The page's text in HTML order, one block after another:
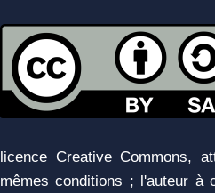
licence Creative Commons,
mêmes conditions ; l'auteur à